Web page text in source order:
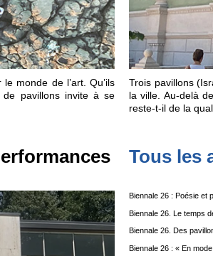
monde de l’art. Qu’ils
pavillons invite à se
Trois pavillons
la ville. Au-delà
reste-t-il de la
Tous les
Biennale 26 : Poésie et
Biennale 26. Le temps
Biennale 26. Des
Biennale 26 : « En